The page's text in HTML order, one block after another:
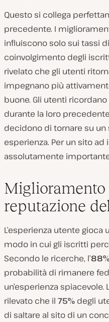
Questo si collega
precedente. I
influiscono solo sui tassi
coinvolgimento degli
rivelato che gli utenti
impegnano più
buone. Gli utenti
durante la loro
decidono di tornare su
esperienza. Per un sito
assolutamente
Miglioramento
reputazione
L’esperienza utente
modo in cui gli iscritti
Secondo le ricerche, l’
probabilità di rimanere
un’esperienza
rilevato che il 75% degli
di saltare al sito di un